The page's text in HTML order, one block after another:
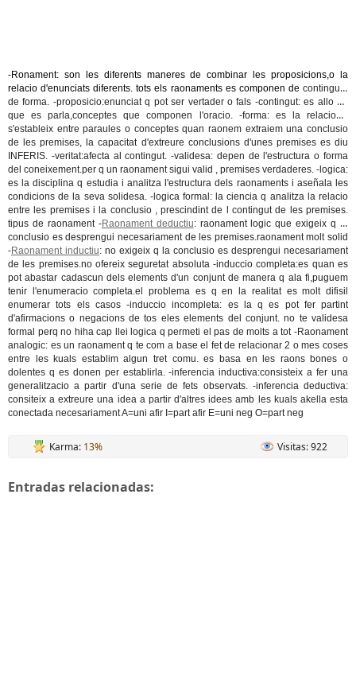
-Ronament: son les diferents maneres de combinar les proposicions,o la
relacio d'enunciats diferents. tots els raonaments es componen de contingut i
deforma. -proposicio:enunciat q pot ser vertader o fals -contingut:es allo de
que es parla,conceptes que componen l'oracio. -forma:es la relacio q
s'estableix entre paraules o conceptes quan raonem extraiem una conclusio
de les premises, la capacitat d'extreure conclusions d'unes premises es diu
INFERIS. -veritat:afecta al contingut. -validesa: depen de l'estructura o forma
del coneixement.per q un raonament sigui valid , premises verdaderes. -logica:
es la disciplina q estudia i analitza l'estructura dels raonaments i aseñala les
condicions de la seva solidesa. -logica formal: la ciencia q analitza la relacio
entre les premises i la conclusio , prescindint de l contingut de les premises.
tipus de raonament -Raonament deductiu: raonament logic que exigeix q la
conclusio es desprengui necesariament de les premises.raonament molt solid
-Raonament inductiu: no exigeix q la conclusio es desprengui necesariament
de les premises.no ofereix seguretat absoluta -induccio completa:es quan es
pot abastar cadascun dels elements d'un conjunt de manera q ala fi,puguem
tenir l'enumeracio completa.el problema es q en la realitat es molt difisil
enumerar tots els casos -induccio incompleta: es la q es pot fer partint
d'afirmacions o negacions de tos eles elements del conjunt. no te validesa
formal perq no hiha cap llei logica q permeti el pas de molts a tot -Raonament
analogic: es un raonament q te com a base el fet de relacionar 2 o mes coses
entre les kuals establim algun tret comu. es basa en les raons bones o
dolentes q es donen per establirla. -inferencia inductiva:consisteix a fer una
generalitzacio a partir d'una serie de fets observats. -inferencia deductiva:
consiteix a extreure una idea a partir d'altres idees amb les kuals akella esta
conectada necesariament A=uni afir I=part afir E=uni neg O=part neg
Karma: 13% Visitas: 922
Entradas relacionadas: